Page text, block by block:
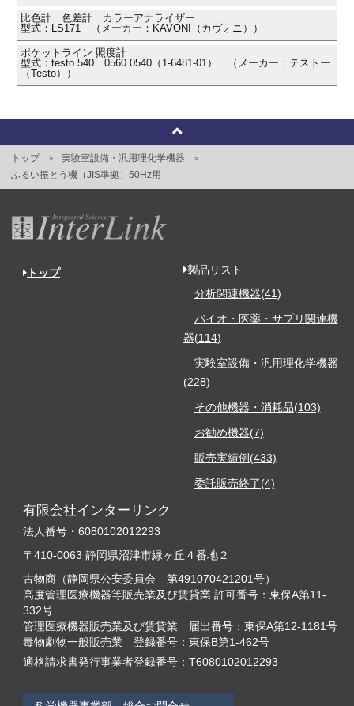
比色計 色差計 カラーアナライザー
型式：LS171 （メーカー：KAVONI（カヴォニ））
ポケットライン 照度計
型式：testo 540 0560 0540（1-6481-01） （メーカー：テストー
（Testo））
トップ
実験室設備・汎用理化学機器
ふるい振とう機（JIS準拠）50Hz用
トップ
製品リスト
分析関連機器(41)
バイオ・医薬・サプリ関連機
器(114)
実験室設備・汎用理化学機器
(228)
その他機器・消耗品(103)
お勧め機器(7)
販売実績例(433)
委託販売終了(4)
有限会社インターリンク
法人番号・6080102012293
〒410-0063 静岡県沼津市緑ヶ丘４番地２
古物商（静岡県公安委員会 第491070421201号）
高度管理医療機器等販売業及び賃貸業 許可番号：東保A第11-
332号
管理医療機器販売業及び賃貸業 届出番号：東保A第12-1181号
毒物劇物一般販売業 登録番号：東保B第1-462号
適格請求書発行事業者登録番号：T6080102012293